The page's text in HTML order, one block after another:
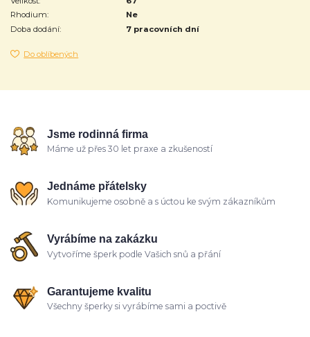
Rhodium:
Ne
Doba dodání:
7 pracovních dní
Do oblíbených
Jsme rodinná firma
Máme už přes 30 let praxe a zkušeností
Jednáme přátelsky
Komunikujeme osobně a s úctou ke svým zákazníkům
Vyrábíme na zakázku
Vytvoříme šperk podle Vašich snů a přání
Garantujeme kvalitu
Všechny šperky si vyrábíme sami a poctivě